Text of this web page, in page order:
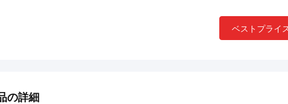
ベストプライ
の詳細